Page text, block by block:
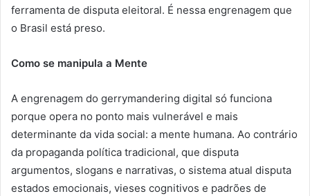
ferramenta de disputa eleitoral. É nessa engrenagem que
o Brasil está preso.
Como se manipula a Mente
A engrenagem do gerrymandering digital só funciona
porque opera no ponto mais vulnerável e mais
determinante da vida social: a mente humana. Ao contrário
da propaganda política tradicional, que disputa
argumentos, slogans e narrativas, o sistema atual disputa
estados emocionais, vieses cognitivos e padrões de